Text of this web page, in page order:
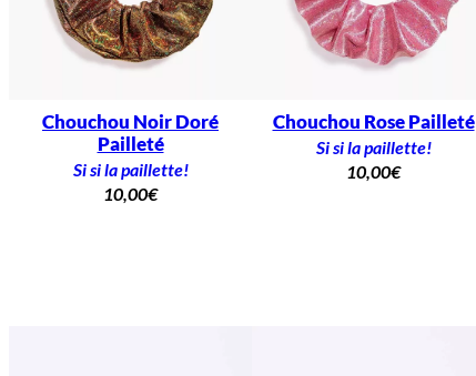
Chouchou Noir Doré
Pailleté
Si si la paillette!
10,00€
Chouchou Rose Pailleté
Si si la paillette!
10,00€